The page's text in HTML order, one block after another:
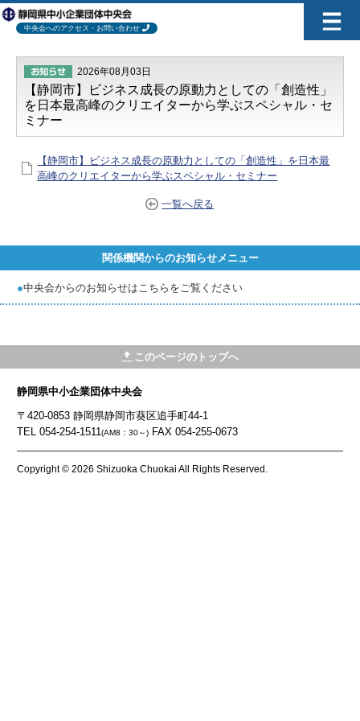
中央会へのアクセス・お問い合わせ
2026年08月03日
【静岡市】ビジネス成長の原動力としての「創造性」
を日本最高峰のクリエイターから学ぶスペシャル・セ
ミナー
【静岡市】ビジネス成長の原動力としての「創造性」を日本最
高峰のクリエイターから学ぶスペシャル・セミナー
一覧へ戻る
関係機関からのお知らせメニュー
●中央会からのお知らせはこちらをご覧ください
このページのトップへ
静岡県中小企業団体中央会
〒420-0853 静岡県静岡市葵区追手町44-1
TEL 054-254-1511(AM8：30～) FAX 054-255-0673
Copyright © 2026 Shizuoka Chuokai All Rights Reserved.